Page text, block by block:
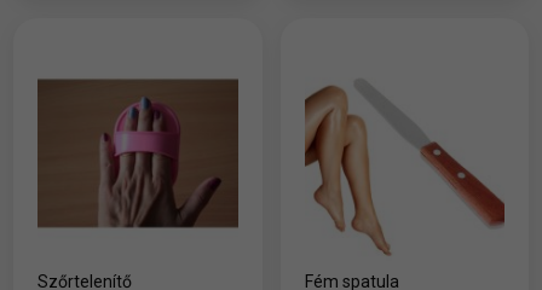
Szőrtelenítő
Fém spatula